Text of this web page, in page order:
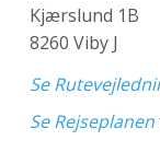
Kjærslund 1B
8260 Viby J
Se
Se Rejseplanen